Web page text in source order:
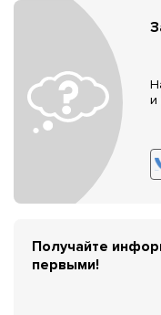
и
Получайте
первыми!